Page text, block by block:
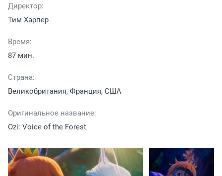
Директор:
Тим Харпер
Время:
87 мин.
Страна:
Великобритания, Франция, США
Оригинальное название:
Ozi: Voice of the Forest